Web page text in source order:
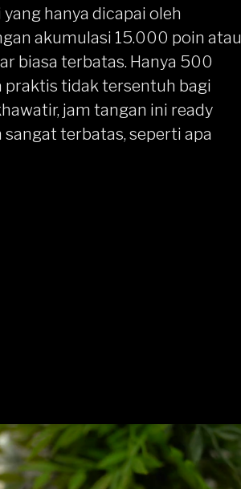
hanya dicapai oleh
akumulasi 15.000 poin atau
biasa terbatas. Hanya 500
praktis tidak tersentuh bagi
jam tangan ini ready
terbatas, seperti apa